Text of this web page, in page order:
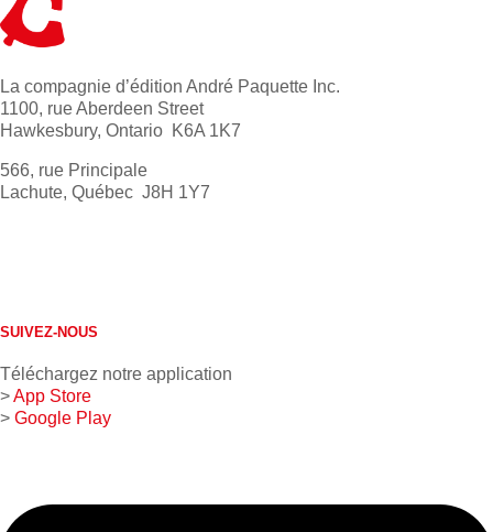
La compagnie d’édition André Paquette Inc.
1100, rue Aberdeen Street
Hawkesbury, Ontario K6A 1K7
566, rue Principale
Lachute, Québec J8H 1Y7
SUIVEZ-NOUS
Téléchargez notre application
>App Store
> Google Play